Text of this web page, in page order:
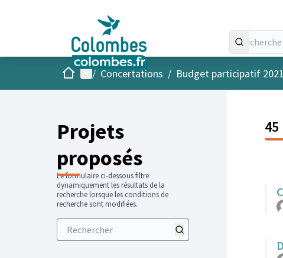
AccueilMenu principal
/ Concertations / Budget participatif 2021
Projets
proposés
Le formulaire ci-dessous filtre
dynamiquement les résultats de la
recherche lorsque les conditions de
recherche sont modifiées.